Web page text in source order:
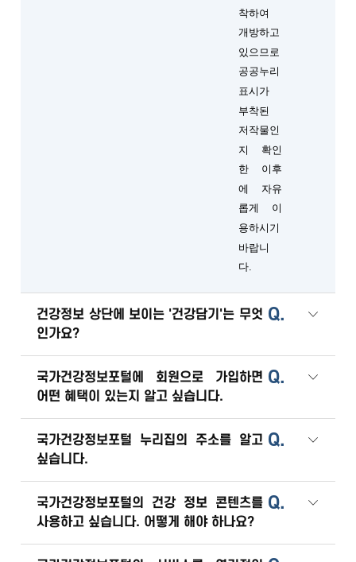
착하여
개방하고
있으므로
공공누리
표시가
부착된
저작물인
지 확인
한 이후
에 자유
롭게 이
용하시기
바랍니
다.
Q.
건강정보 상단에 보이는 '건강담기'는 무엇
인가요?
Q.
국가건강정보포털에 회원으로 가입하면
어떤 혜택이 있는지 알고 싶습니다.
Q.
국가건강정보포털 누리집의 주소를 알고
싶습니다.
Q.
국가건강정보포털의 건강 정보 콘텐츠를
사용하고 싶습니다. 어떻게 해야 하나요?